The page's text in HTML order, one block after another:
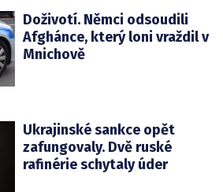
Doživotí. Němci odsoudili
Afghánce, který loni vraždil v
Mnichově
Ukrajinské sankce opět
zafungovaly. Dvě ruské
rafinérie schytaly úder